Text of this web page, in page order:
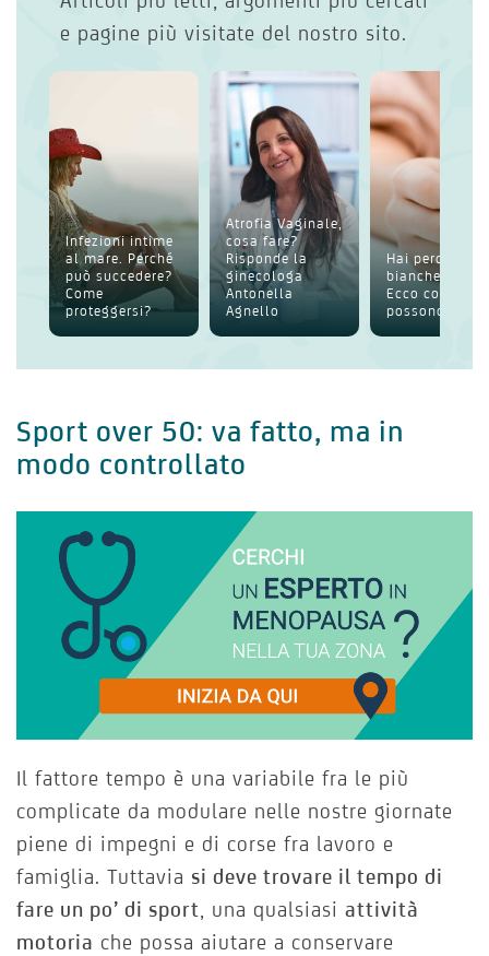
e pagine più visitate del nostro sito.
Infezioni intime
al mare. Perché
può succedere?
Come
proteggersi?
Atrofia Vaginale,
cosa fare?
Risponde la
ginecologa
Antonella
Agnello
Hai perdite
bianche
Ecco cosa
possono
Sport over 50: va fatto, ma in
modo controllato
Il fattore tempo è una variabile fra le più
complicate da modulare nelle nostre giornate
piene di impegni e di corse fra lavoro e
famiglia. Tuttavia si deve trovare il tempo di
fare un po’ di sport, una qualsiasi attività
motoria che possa aiutare a conservare